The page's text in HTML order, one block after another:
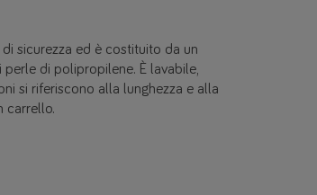
sicurezza ed è costituito da un
di polipropilene. È lavabile,
si riferiscono alla lunghezza e alla
carrello.